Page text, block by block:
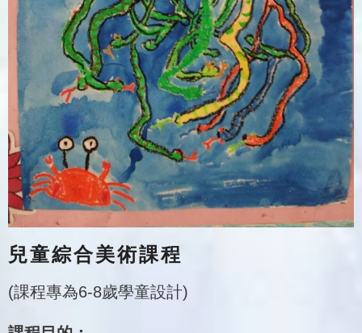
兒童綜合美術課程
(課程專為6-8歲學童設計)